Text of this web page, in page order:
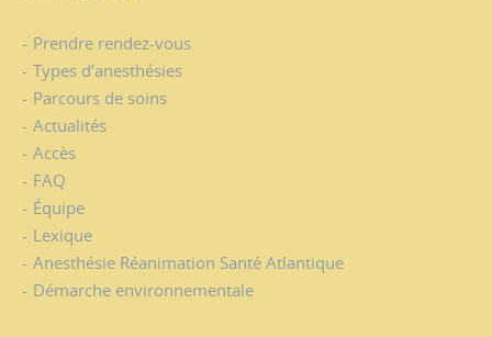
Prendre rendez-vous
Types d’anesthésies
Parcours de soins
Actualités
Accès
FAQ
Équipe
Lexique
Anesthésie Réanimation Santé Atlantique
Démarche environnementale